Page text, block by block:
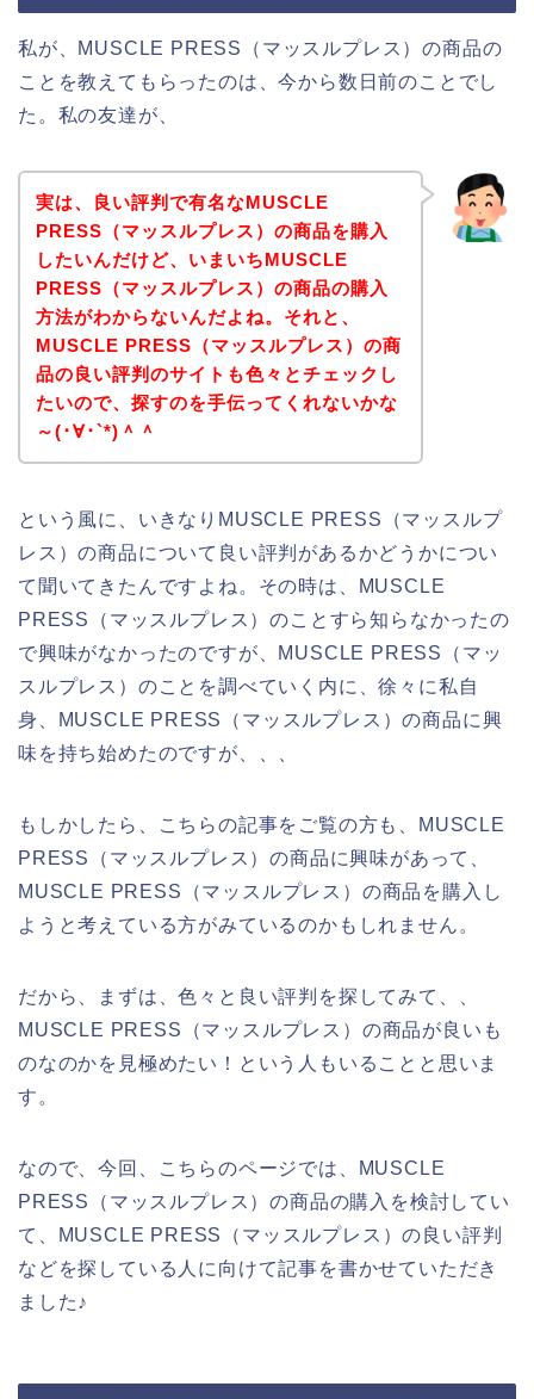
私が、MUSCLE PRESS（マッスルプレス）の商品の
ことを教えてもらったのは、今から数日前のことでし
た。私の友達が、
実は、良い評判で有名なMUSCLE
PRESS（マッスルプレス）の商品を購入
したいんだけど、いまいちMUSCLE
PRESS（マッスルプレス）の商品の購入
方法がわからないんだよね。それと、
MUSCLE PRESS（マッスルプレス）の商
品の良い評判のサイトも色々とチェックし
たいので、探すのを手伝ってくれないかな
～(･∀･`*)＾＾
という風に、いきなりMUSCLE PRESS（マッスルプ
レス）の商品について良い評判があるかどうかについ
て聞いてきたんですよね。その時は、MUSCLE
PRESS（マッスルプレス）のことすら知らなかったの
で興味がなかったのですが、MUSCLE PRESS（マッ
スルプレス）のことを調べていく内に、徐々に私自
身、MUSCLE PRESS（マッスルプレス）の商品に興
味を持ち始めたのですが、、、
もしかしたら、こちらの記事をご覧の方も、MUSCLE
PRESS（マッスルプレス）の商品に興味があって、
MUSCLE PRESS（マッスルプレス）の商品を購入し
ようと考えている方がみているのかもしれません。
だから、まずは、色々と良い評判を探してみて、、
MUSCLE PRESS（マッスルプレス）の商品が良いも
のなのかを見極めたい！という人もいることと思いま
す。
なので、今回、こちらのページでは、MUSCLE
PRESS（マッスルプレス）の商品の購入を検討してい
て、MUSCLE PRESS（マッスルプレス）の良い評判
などを探している人に向けて記事を書かせていただき
ました♪